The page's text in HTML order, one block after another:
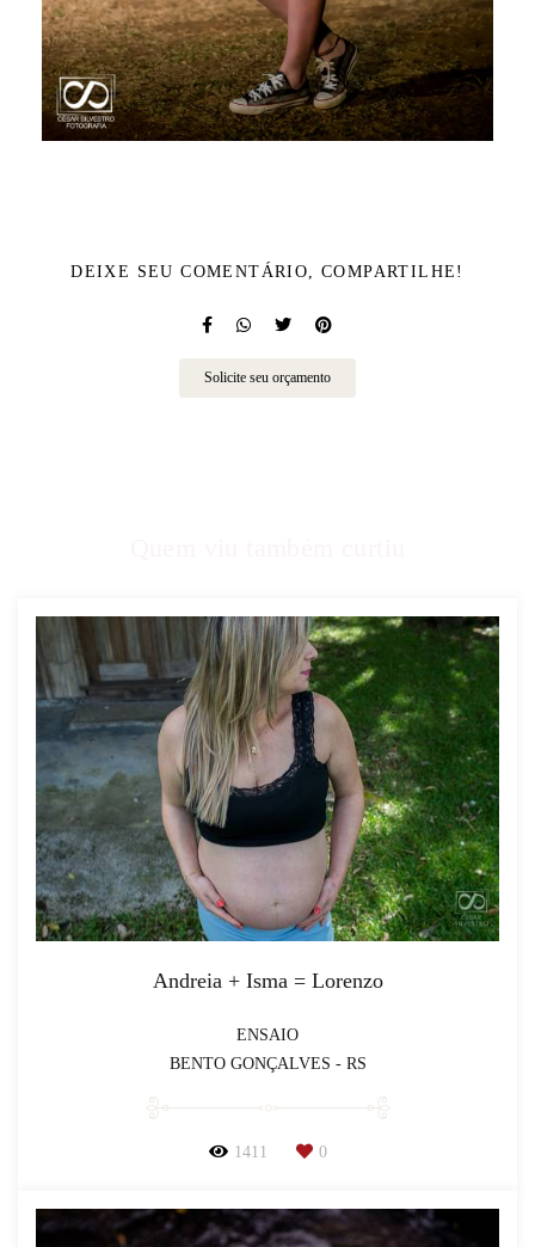
DEIXE SEU COMENTÁRIO, COMPARTILHE!
Solicite seu orçamento
Andreia + Isma = Lorenzo
ENSAIO
BENTO GONÇALVES - RS
1411 0